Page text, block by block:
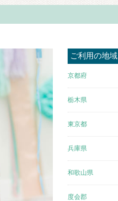
ご利用の地域
京都府
栃木県
東京都
兵庫県
和歌山県
度会郡